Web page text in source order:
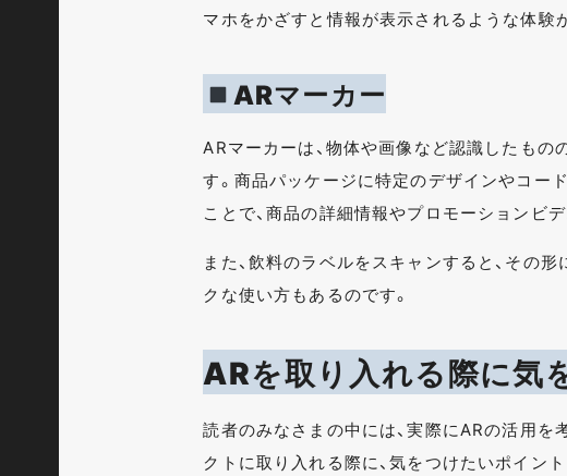
マホをかざすと情報が表示されるような体験
ARマーカー
ARマーカーは、物体や画像など認識したも
す。商品パッケージに特定のデザインやコー
ことで、商品の詳細情報やプロモーションビ
また、飲料のラベルをスキャンすると、その
クな使い方もあるのです。
ARを取り入れる際に気
読者のみなさまの中には、実際にARの活用
クトに取り入れる際に、気をつけたいポイン